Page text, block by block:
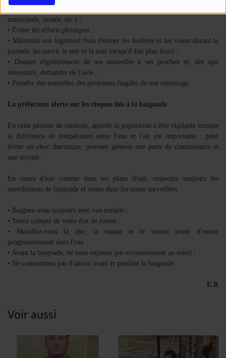
municipale, musée, etc.) ;
• Éviter les efforts physiques ;
• Maintenir son logement frais (fermer les fenêtres et les volets durant la
journée, les ouvrir le soir et la nuit lorsqu'il fait plus frais) ;
• Donner régulièrement de ses nouvelles à ses proches et, dès que
nécessaire, demander de l'aide ;
• Prendre des nouvelles des personnes fragiles de son entourage.
La préfecture alerte sur les risques liés à la baignade
En cette période de canicule, appelle la population à être vigilante lorsque
la différence de température entre l'eau et l'air est importante : pour
éviter un choc thermique, pouvant générer une perte de connaissance et
une noyade.
En cours d'eau comme dans les plans d'eau, respectez toujours les
interdictions de baignade et restez dans les zones surveillées :
• Baignez-vous toujours avec vos enfants ;
• Tenez compte de votre état de forme ;
• Mouillez-vous la tête, la nuque et le ventre avant d'entrer
progressivement dans l'eau ;
• Avant la baignade, ne vous exposez pas excessivement au soleil ;
• Ne consommez pas d'alcool avant et pendant la baignade.
E.R
Voir aussi